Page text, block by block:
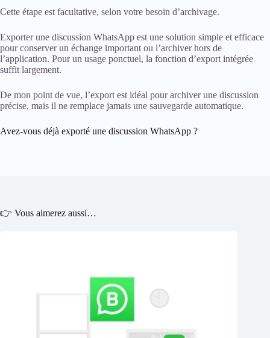
Cette étape est facultative, selon votre besoin d’archivage.
Exporter une discussion WhatsApp est une solution simple et efficace
pour conserver un échange important ou l’archiver hors de
l’application. Pour un usage ponctuel, la fonction d’export intégrée
suffit largement.
De mon point de vue, l’export est idéal pour archiver une discussion
précise, mais il ne remplace jamais une sauvegarde automatique.
Avez-vous déjà exporté une discussion WhatsApp ?
👉 Vous aimerez aussi…